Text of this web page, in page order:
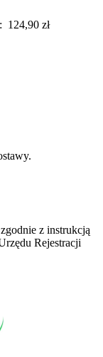
124,90 zł
z instrukcją
Rejestracji